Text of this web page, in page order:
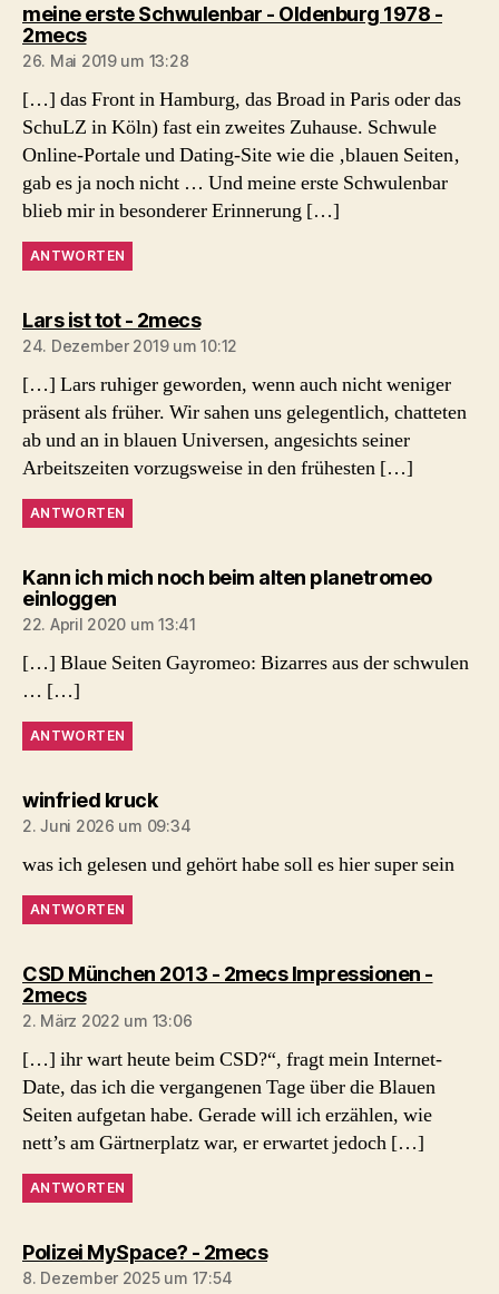
meine erste Schwulenbar - Oldenburg 1978 -
2mecssagt:
26. Mai 2019 um 13:28
[…] das Front in Hamburg, das Broad in Paris oder das
SchuLZ in Köln) fast ein zweites Zuhause. Schwule
Online-Portale und Dating-Site wie die ‚blauen Seiten‚
gab es ja noch nicht … Und meine erste Schwulenbar
blieb mir in besonderer Erinnerung […]
ANTWORTEN
Lars ist tot - 2mecssagt:
24. Dezember 2019 um 10:12
[…] Lars ruhiger geworden, wenn auch nicht weniger
präsent als früher. Wir sahen uns gelegentlich, chatteten
ab und an in blauen Universen, angesichts seiner
Arbeitszeiten vorzugsweise in den frühesten […]
ANTWORTEN
Kann ich mich noch beim alten planetromeo
einloggensagt:
22. April 2020 um 13:41
[…] Blaue Seiten Gayromeo: Bizarres aus der schwulen
… […]
ANTWORTEN
winfried krucksagt:
2. Juni 2026 um 09:34
was ich gelesen und gehört habe soll es hier super sein
ANTWORTEN
CSD München 2013 - 2mecs Impressionen -
2mecssagt:
2. März 2022 um 13:06
[…] ihr wart heute beim CSD?“, fragt mein Internet-
Date, das ich die vergangenen Tage über die Blauen
Seiten aufgetan habe. Gerade will ich erzählen, wie
nett’s am Gärtnerplatz war, er erwartet jedoch […]
ANTWORTEN
Polizei MySpace? - 2mecssagt:
8. Dezember 2025 um 17:54